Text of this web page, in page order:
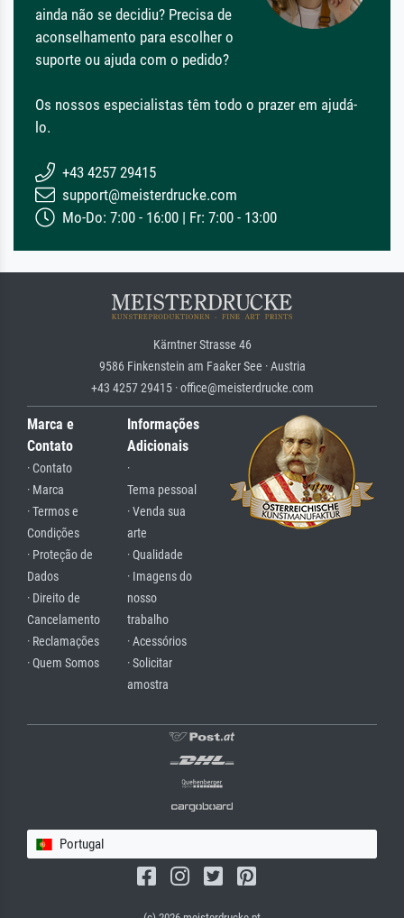
ainda não se decidiu? Precisa de
aconselhamento para escolher o
suporte ou ajuda com o pedido?
Os nossos especialistas têm todo o prazer em ajudá-
lo.
+43 4257 29415
support@meisterdrucke.com
Mo-Do: 7:00 - 16:00 | Fr: 7:00 - 13:00
Kärntner Strasse 46
9586 Finkenstein am Faaker See · Austria
+43 4257 29415 · office@meisterdrucke.com
Marca e
Contato
· Contato
· Marca
· Termos e
Condições
· Proteção de
Dados
· Direito de
Cancelamento
· Reclamações
· Quem Somos
Informações
Adicionais
·
Tema pessoal
· Venda sua
arte
· Qualidade
· Imagens do
nosso
trabalho
· Acessórios
· Solicitar
amostra
Portugal